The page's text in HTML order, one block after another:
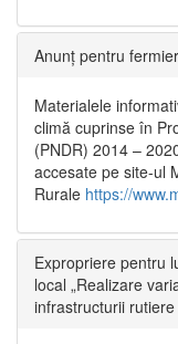
Anunț pentru
Materialele
climă cuprinse în
(PNDR) 2014 –
accesate pe site-ul
Rurale https://
Expropriere pentru
local „Realizare
infrastructurii rutiere